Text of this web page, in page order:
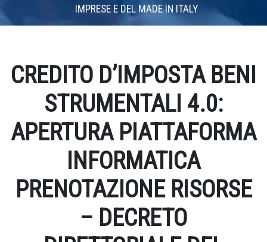
IMPRESE E DEL MADE IN ITALY
CREDITO D’IMPOSTA BENI
STRUMENTALI 4.0:
APERTURA PIATTAFORMA
INFORMATICA
PRENOTAZIONE RISORSE
– DECRETO